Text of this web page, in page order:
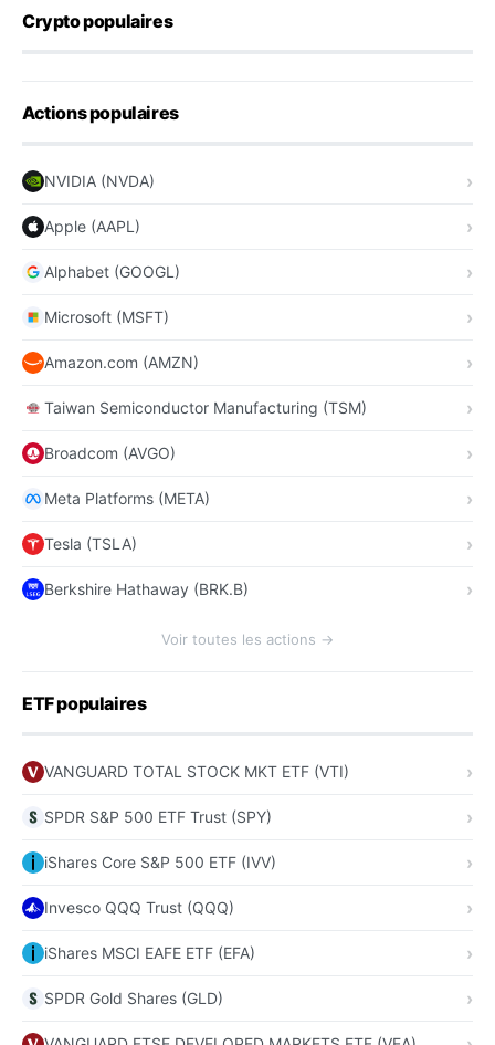
Crypto populaires
Actions populaires
NVIDIA (NVDA)
Apple (AAPL)
Alphabet (GOOGL)
Microsoft (MSFT)
Amazon.com (AMZN)
Taiwan Semiconductor Manufacturing (TSM)
Broadcom (AVGO)
Meta Platforms (META)
Tesla (TSLA)
Berkshire Hathaway (BRK.B)
Voir toutes les actions →
ETF populaires
VANGUARD TOTAL STOCK MKT ETF (VTI)
SPDR S&P 500 ETF Trust (SPY)
iShares Core S&P 500 ETF (IVV)
Invesco QQQ Trust (QQQ)
iShares MSCI EAFE ETF (EFA)
SPDR Gold Shares (GLD)